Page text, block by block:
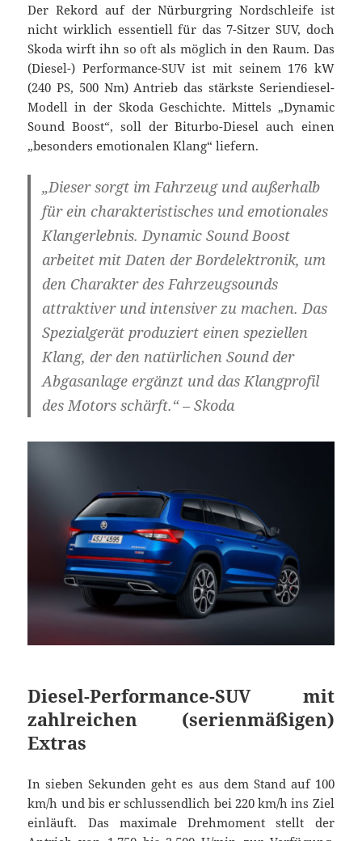
Der Rekord auf der Nürburgring Nordschleife ist
nicht wirklich essentiell für das 7-Sitzer SUV, doch
Skoda wirft ihn so oft als möglich in den Raum. Das
(Diesel-) Performance-SUV ist mit seinem 176 kW
(240 PS, 500 Nm) Antrieb das stärkste Seriendiesel-
Modell in der Skoda Geschichte. Mittels „Dynamic
Sound Boost“, soll der Biturbo-Diesel auch einen
„besonders emotionalen Klang“ liefern.
„Dieser sorgt im Fahrzeug und außerhalb
für ein charakteristisches und emotionales
Klangerlebnis. Dynamic Sound Boost
arbeitet mit Daten der Bordelektronik, um
den Charakter des Fahrzeugsounds
attraktiver und intensiver zu machen. Das
Spezialgerät produziert einen speziellen
Klang, der den natürlichen Sound der
Abgasanlage ergänzt und das Klangprofil
des Motors schärft.“ – Skoda
Diesel-Performance-SUV mit
zahlreichen (serienmäßigen)
Extras
In sieben Sekunden geht es aus dem Stand auf 100
km/h und bis er schlussendlich bei 220 km/h ins Ziel
einläuft. Das maximale Drehmoment stellt der